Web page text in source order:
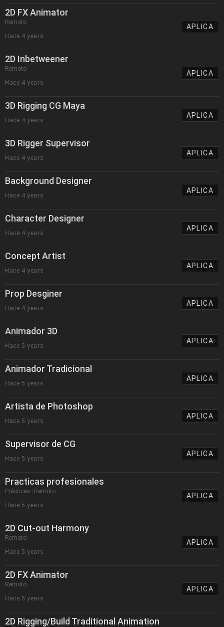
2D FX Animator
Remoto
Hace 4 years
APLICA
2D Inbetweener
Remoto
Hace 4 years
APLICA
3D Rigging CG Maya
Hace 4 years
APLICA
3D Rigger Supervisor
Hace 4 years
APLICA
Background Designer
Hace 4 years
APLICA
Character Designer
Hace 4 years
APLICA
Concept Artist
Hace 4 years
APLICA
Prop Desginer
Hace 4 years
APLICA
Animador 3D
Hace 5 years
APLICA
Animador Tradicional
Hace 5 years
APLICA
Artista de Photoshop
Hace 5 years
APLICA
Supervisor de CG
Hace 5 years
APLICA
Practicas profesionales
Prácticas
Remoto
Hace 5 years
APLICA
2D Cut-out Harmony
Remoto
Hace 5 years
APLICA
2D FX Animator
Remoto
Hace 5 years
APLICA
2D Rigging/Build Traditional Animation